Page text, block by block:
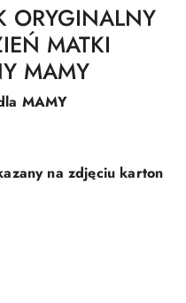
ORYGINALNY
MATKI
MAMY
MAMY
na zdjęciu karton